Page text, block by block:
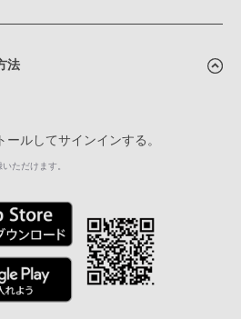
法
ルしてサインインする。
ただけます。